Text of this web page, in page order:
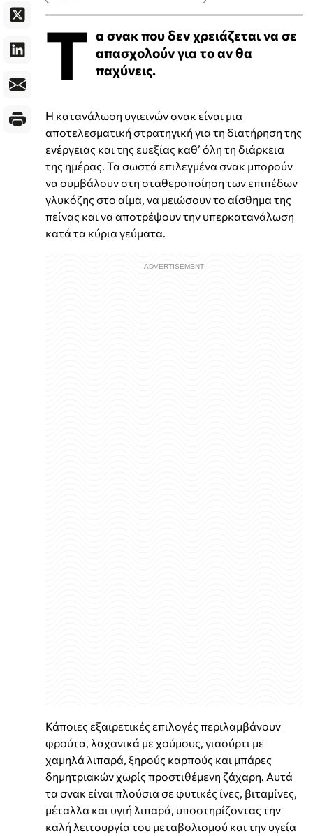
Τ α σνακ που δεν χρειάζεται να σε
απασχολούν για το αν θα
παχύνεις.
Η κατανάλωση υγιεινών σνακ είναι μια
αποτελεσματική στρατηγική για τη διατήρηση της
ενέργειας και της ευεξίας καθ’ όλη τη διάρκεια
της ημέρας. Τα σωστά επιλεγμένα σνακ μπορούν
να συμβάλουν στη σταθεροποίηση των επιπέδων
γλυκόζης στο αίμα, να μειώσουν το αίσθημα της
πείνας και να αποτρέψουν την υπερκατανάλωση
κατά τα κύρια γεύματα.
Κάποιες εξαιρετικές επιλογές περιλαμβάνουν
φρούτα, λαχανικά με χούμους, γιαούρτι με
χαμηλά λιπαρά, ξηρούς καρπούς και μπάρες
δημητριακών χωρίς προστιθέμενη ζάχαρη. Αυτά
τα σνακ είναι πλούσια σε φυτικές ίνες, βιταμίνες,
μέταλλα και υγιή λιπαρά, υποστηρίζοντας την
καλή λειτουργία του μεταβολισμού και την υγεία